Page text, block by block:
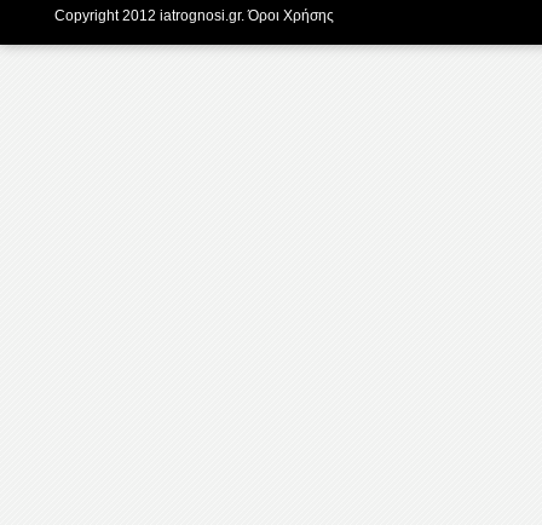
Copyright 2012 iatrognosi.gr.Όροι Χρήσης